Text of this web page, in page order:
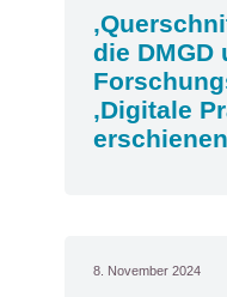
die DMGD
‚Digitale
erschienen
8. November 2024